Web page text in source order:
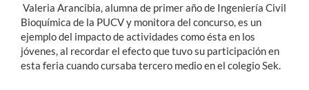
Valeria Arancibia, alumna de primer año de Ingeniería Civil
Bioquímica de la PUCV y monitora del concurso, es un
ejemplo del impacto de actividades como ésta en los
jóvenes, al recordar el efecto que tuvo su participación en
esta feria cuando cursaba tercero medio en el colegio Sek.